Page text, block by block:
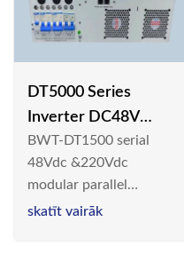
DT5000 Series
Inverter DC48V
AC110V solar
BWT-DT1500 serial
48Vdc &220Vdc
modular parallel
connection inverter is
skatīt vairāk